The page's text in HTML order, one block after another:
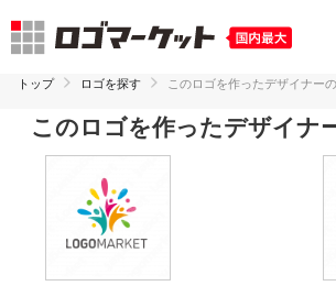
トップ ロゴを探す このロゴを作ったデザイナー
このロゴを作ったデザイナ